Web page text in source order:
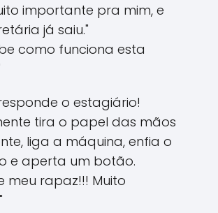
importante pra mim, e
já saiu."
como funciona esta
o estagiário!
tira o papel das mãos
liga a máquina, enfia o
e aperta um botão.
meu rapaz!!! Muito